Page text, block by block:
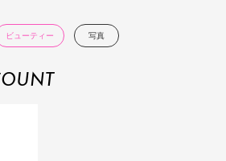
ビューティー 写真